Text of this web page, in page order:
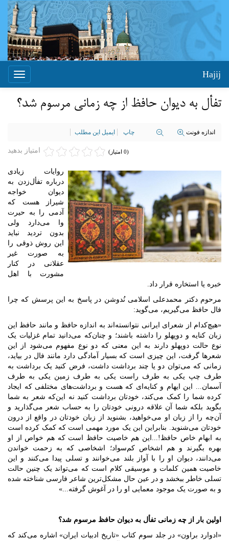
Toggle
Hajij
تفأل به دیوان حافظ از چه زمانی مرسوم شد؟
اندازه فونت چاپ ایمیل این مطلب
امتیاز بدهید (0 امتیاز)
روایات زیادی
درباره تفأل‌زدن به
دیوان خواجه
شیراز هست که
آدمی را به حیرت
وا می‌دارد ولی
بدون تردید نباید
این روش ذوقی را
به صورت غیر
عقلانی در کنار
مشورت با اهل
خبره یا استخاره قرار داد.
مرحوم دکتر محمدعلی اسلامی نُدوشن در پاسخ به این پرسش که چرا
فال حافظ می‌گیریم، می‌گوید:
«هیچ‌کدام از شعرای ایرانی نتوانسته‌اند به اندازه حافظ و مانند حافظ این
زبان کنایه و دوپهلو را داشته باشند؛ و چنان‌که می‌دانید تمام غزلیات یک
نوع حالت دوپهلو دارند به این معنی که دو نوع مفهوم می‌شود از این
شعرها گرفت، این چیزی است که بسیار آمادگی دارد مانند فال در بیاید،
زمانی که می‌توان دو یا چند برداشت داشت، فرض کنید یک برداشت به
طرف چپ یکی به طرف راست یکی به طرف زمین یکی به طرف
آسمان... این ایهام و کنایه‌ای که هست و برداشت‌های مختلفی که ایجاد
کرده شما را کمک می‌کند، خودتان برداشت کنید نه این‌که شعر به شما
بگوید بلکه شما آن علاقه درونی خودتان را به حساب شعر می‌گذارید و
آن‌چه را از زبان او می‌خواهید، بشنوید از زبان خودتان در واقع از درون
خودتان می‌شنوید. بنابراین این یک مورد مهمی است که کمک کرده است
به ابهام خاص حافظ!...این هم خاصیت حافظ است که هم خواص از او
بهره بگیرند و هم اشخاص کم‌سواد؛ اشخاصی که به زحمت خواندن
می‌دانند، دیوان او را با آواز بلند می‌خوانند و تسلی پیدا می‌کنند و این
خاصیت همین کلمات و موسیقی کلام است که می‌تواند یک چنین حالت
تسلی خاطر ببخشد و در عین حال مشکل‌ترین شاعر فارسی شناخته‌ شده
و به صورت یک موجود معمایی او را در آغوش گرفته...»
اولین بار از چه زمانی تفأل به دیوان حافظ مرسوم شد؟
«ادوارد براون» در جلد سوم کتاب «تاریخ ادبیات ایران» اشاره می‌کند که